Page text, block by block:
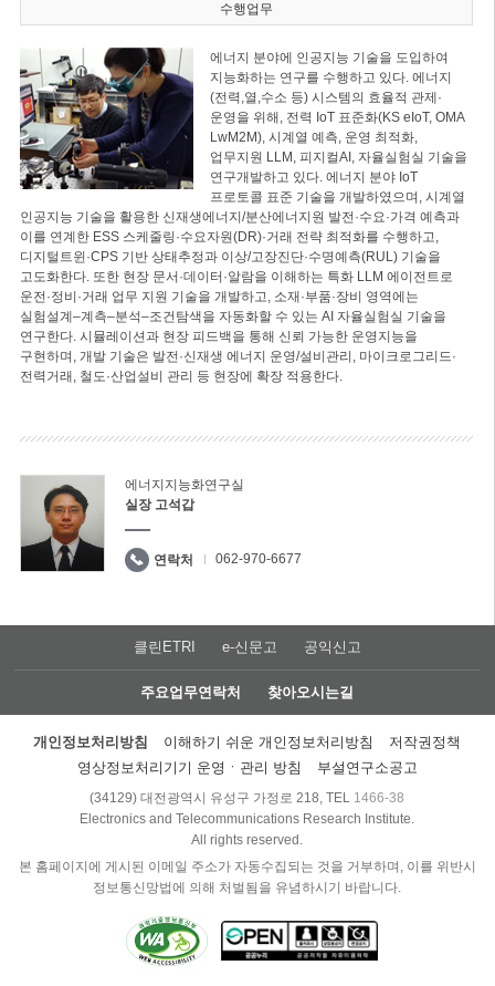
수행업무
에너지 분야에 인공지능 기술을 도입하여
지능화하는 연구를 수행하고 있다. 에너지
(전력,열,수소 등) 시스템의 효율적 관제·
운영을 위해, 전력 IoT 표준화(KS eIoT, OMA
LwM2M), 시계열 예측, 운영 최적화,
업무지원 LLM, 피지컬AI, 자율실험실 기술을
연구개발하고 있다. 에너지 분야 IoT
프로토콜 표준 기술을 개발하였으며, 시계열
인공지능 기술을 활용한 신재생에너지/분산에너지원 발전·수요·가격 예측과
이를 연계한 ESS 스케줄링·수요자원(DR)·거래 전략 최적화를 수행하고,
디지털트윈·CPS 기반 상태추정과 이상/고장진단·수명예측(RUL) 기술을
고도화한다. 또한 현장 문서·데이터·알람을 이해하는 특화 LLM 에이전트로
운전·정비·거래 업무 지원 기술을 개발하고, 소재·부품·장비 영역에는
실험설계–계측–분석–조건탐색을 자동화할 수 있는 AI 자율실험실 기술을
연구한다. 시뮬레이션과 현장 피드백을 통해 신뢰 가능한 운영지능을
구현하며, 개발 기술은 발전·신재생 에너지 운영/설비관리, 마이크로그리드·
전력거래, 철도·산업설비 관리 등 현장에 확장 적용한다.
에너지지능화연구실
실장 고석갑
연락처 062-970-6677
클린ETRI e-신문고 공익신고
주요업무연락처 찾아오시는길
개인정보처리방침 이해하기 쉬운 개인정보처리방침
저작권정책
영상정보처리기기 운영ㆍ관리 방침
부설연구소공고
(34129) 대전광역시 유성구 가정로 218, TEL 1466-38
Electronics and Telecommunications Research Institute.
All rights reserved.
본 홈페이지에 게시된 이메일 주소가 자동수집되는 것을 거부하며, 이를 위반시
정보통신망법에 의해 처벌됨을 유념하시기 바랍니다.